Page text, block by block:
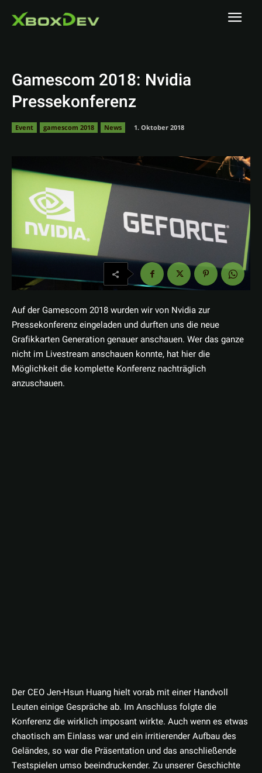
Gamescom 2018: Nvidia
Pressekonferenz
Event gamescom 2018 News 1. Oktober 2018
Auf der Gamescom 2018 wurden wir von Nvidia zur
Pressekonferenz eingeladen und durften uns die neue
Grafikkarten Generation genauer anschauen. Wer das ganze
nicht im Livestream anschauen konnte, hat hier die
Möglichkeit die komplette Konferenz nachträglich
anzuschauen.
Der CEO Jen-Hsun Huang hielt vorab mit einer Handvoll
Leuten einige Gespräche ab. Im Anschluss folgte die
Konferenz die wirklich imposant wirkte. Auch wenn es etwas
chaotisch am Einlass war und ein irritierender Aufbau des
Geländes, so war die Präsentation und das anschließende
Testspielen umso beeindruckender. Zu unserer Geschichte